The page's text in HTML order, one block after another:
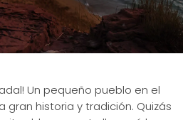
Un pequeño pueblo en el
gran historia y tradición. Quizás